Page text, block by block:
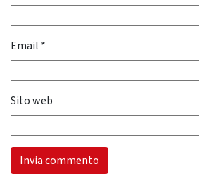
Email *
Sito web